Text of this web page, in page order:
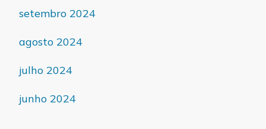
setembro 2024
agosto 2024
julho 2024
junho 2024